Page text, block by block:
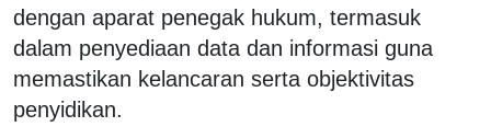
dengan aparat penegak hukum, termasuk
dalam penyediaan data dan informasi guna
memastikan kelancaran serta objektivitas
penyidikan.